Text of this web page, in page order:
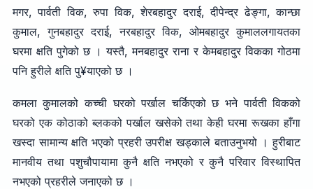
मगर, पार्वती विक, रुपा विक, शेरबहादुर दराई, दीपेन्द्र ढेङ्गा, कान्छा
कुमाल, गुनबहादुर दराई, नरबहादुर विक, ओमबहादुर कुमाललगायतका
घरमा क्षति पुगेको छ । यस्तै, मनबहादुर राना र केमबहादुर विकका गोठमा
पनि हुरीले क्षति पु¥याएको छ ।
कमला कुमालको कच्ची घरको पर्खाल चर्किएको छ भने पार्वती विकको
घरको एक कोठाको ब्लकको पर्खाल खसेको तथा केही घरमा रूखका हाँगा
खस्दा सामान्य क्षति भएको प्रहरी उपरीक्ष खड्काले बताउनुभयो । हुरीबाट
मानवीय तथा पशुचौपायामा कुनै क्षति नभएको र कुनै परिवार विस्थापित
नभएको प्रहरीले जनाएको छ ।